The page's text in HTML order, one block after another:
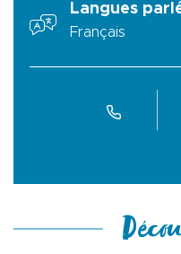
Langues
Français